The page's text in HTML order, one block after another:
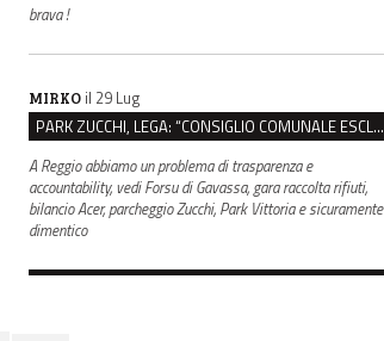
brava !
MIRKO il 29 Lug
PARK ZUCCHI, LEGA: “CONSIGLIO COMUNALE ESCLUSO DALLE SCELTE, PRETENDIAMO TUTTI GLI ATTI”
A Reggio abbiamo un problema di trasparenza e
accountability, vedi Forsu di Gavassa, gara raccolta rifiuti,
bilancio Acer, parcheggio Zucchi, Park Vittoria e sicuramente
dimentico